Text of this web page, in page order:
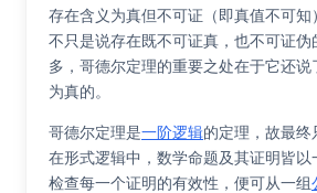
存在含义为真但不可证（即真值不可
不只是说存在既不可证真，也不可证
多，哥德尔定理的重要之处在于它还说
为真的。
哥德尔定理是一阶逻辑的定理，故最终
在形式逻辑中，数学命题及其证明皆
检查每一个证明的有效性，便可从一组